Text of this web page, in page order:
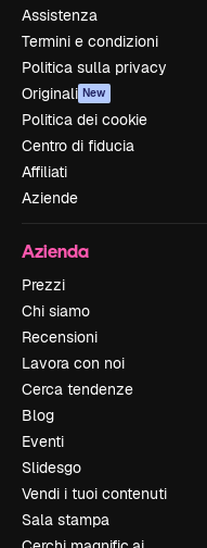
Assistenza
Termini e condizioni
Politica sulla privacy
Originali New
Politica dei cookie
Centro di fiducia
Affiliati
Aziende
Azienda
Prezzi
Chi siamo
Recensioni
Lavora con noi
Cerca tendenze
Blog
Eventi
Slidesgo
Vendi i tuoi contenuti
Sala stampa